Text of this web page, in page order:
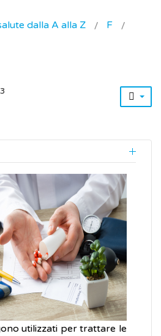
dalla A alla Z
F
utilizzati per trattare le